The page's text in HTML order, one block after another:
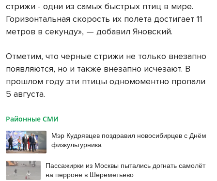
стрижи - одни из самых быстрых птиц в мире.
Горизонтальная скорость их полета достигает 11
метров в секунду», — добавил Яновский.
Отметим, что черные стрижи не только внезапно
появляются, но и также внезапно исчезают. В
прошлом году эти птицы одномоментно пропали
5 августа.
Районные СМИ
Мэр Кудрявцев поздравил новосибирцев с Днём
физкультурника
Пассажирки из Москвы пытались догнать самолёт
на перроне в Шереметьево